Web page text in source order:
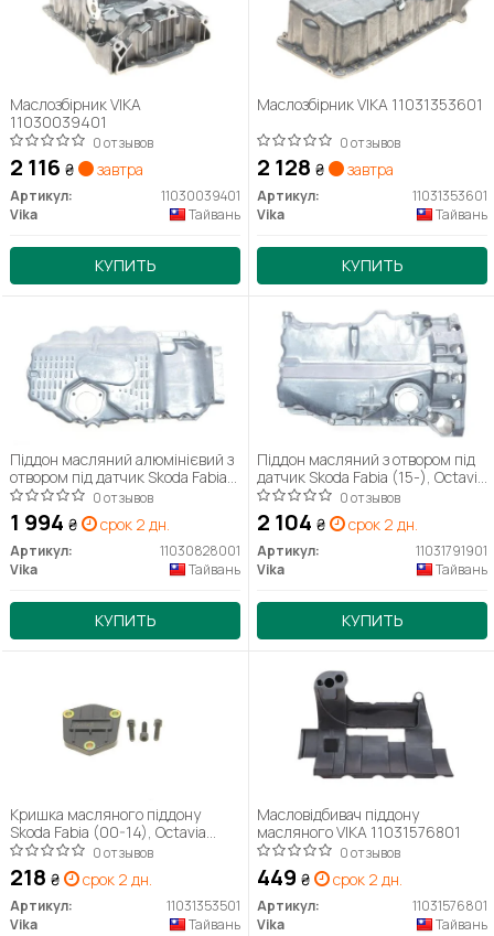
Маслозбірник VIKA
11030039401
0 отзывов
2 116 ₴ завтра
Артикул:
11030039401
Vika
Тайвань
КУПИТЬ
Маслозбірник VIKA 11031353601
0 отзывов
2 128 ₴ завтра
Артикул:
11031353601
Vika
Тайвань
КУПИТЬ
Піддон масляний алюмінієвий з
отвором під датчик Skoda Fabia
(11-), Octavia (09-13)/VW Golf
(06-), Jetta (06-), Passat (08-)
(11030828001) VIKA
0 отзывов
1 994 ₴ срок 2 дн.
Артикул:
11030828001
Vika
Тайвань
КУПИТЬ
Піддон масляний з отвором під
датчик Skoda Fabia (15-), Octavia
(13-)/VW Caddy (16-), Golf
(13-)16, Jetta (15-), Polo (15-)
(11031791901) VIKA
0 отзывов
2 104 ₴ срок 2 дн.
Артикул:
11031791901
Vika
Тайвань
КУПИТЬ
Кришка масляного піддону
Skoda Fabia (00-14), Octavia
(09-)/VW Golf (98-), Jetta (06-
14), Passat (08-), Tiguan (08-)
(11031353501) VIKA
0 отзывов
218 ₴ срок 2 дн.
Артикул:
11031353501
Vika
Тайвань
Масловідбивач піддону
масляного VIKA 11031576801
0 отзывов
449 ₴ срок 2 дн.
Артикул:
11031576801
Vika
Тайвань